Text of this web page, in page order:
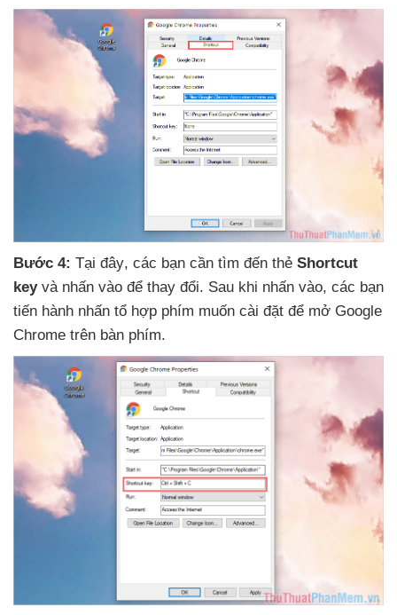
Bước 4: Tại đây, các bạn cần tìm đến thẻ Shortcut
key và nhấn vào để thay đổi. Sau khi nhấn vào, các bạn
tiến hành nhấn tổ hợp phím muốn cài đặt để mở Google
Chrome trên bàn phím.